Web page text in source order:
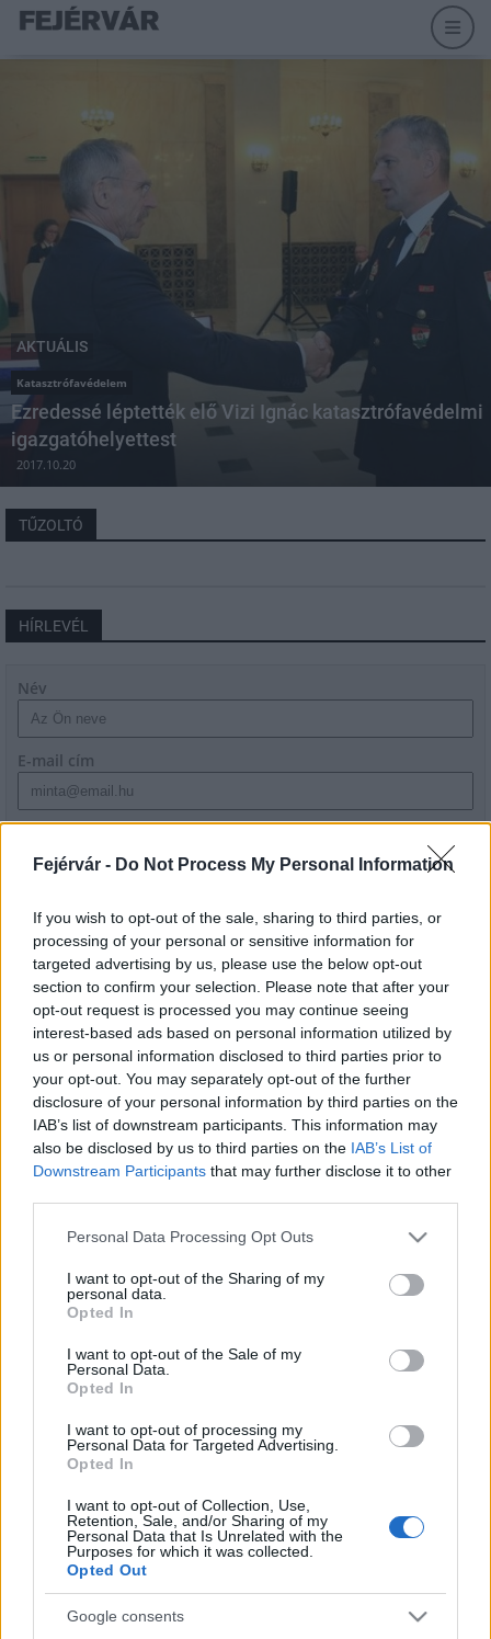
Fejérvár - Do Not Process My Personal Information
If you wish to opt-out of the sale, sharing to third parties, or
processing of your personal or sensitive information for
targeted advertising by us, please use the below opt-out
section to confirm your selection. Please note that after your
opt-out request is processed you may continue seeing
interest-based ads based on personal information utilized by
us or personal information disclosed to third parties prior to
your opt-out. You may separately opt-out of the further
disclosure of your personal information by third parties on the
IAB’s list of downstream participants. This information may
also be disclosed by us to third parties on the IAB’s List of
Downstream Participants that may further disclose it to other
Please note that this website/app uses one or more Google
not limited to your visit or usage behaviour. You may click to
grant or deny consent to Google and its third-party tags to
use your data for below specified purposes in below Google
consent section.
Personal Data Processing Opt Outs
I want to opt-out of the Sharing of my
personal data.
Opted In
I want to opt-out of the Sale of my
Personal Data.
Opted In
I want to opt-out of processing my
Personal Data for Targeted Advertising.
Opted In
I want to opt-out of Collection, Use,
Retention, Sale, and/or Sharing of my
Personal Data that Is Unrelated with the
Purposes for which it was collected.
Opted Out
Google consents
AKTUÁLIS
Katasztrófavédelem
Ezredessé léptették elő Vizi Ignác katasztrófavédelmi
igazgatóhelyettest
2017.10.20
TŰZOLTÓ
HÍRLEVÉL
Név
E-mail cím
szabályzatot!
LEGFRISSEBB
Gyárleállításokkal és átszervezett
termeléssel tehermentesíti a
villamosenergia-rendszert a STRABAG
Országos hírek
Szakirányú továbbképzésekkel segíti
a Gál Ferenc Egyetem
szúnyoginvázió elkerülésében
HIRDETÉS